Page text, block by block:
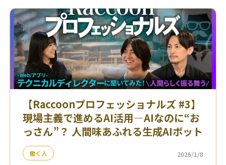
【Raccoonプロフェッショナルズ #3】
現場主義で進めるAI活用—AIなのに“お
っさん”？ 人間味あふれる生成AIボット
働く人 2026/1/8